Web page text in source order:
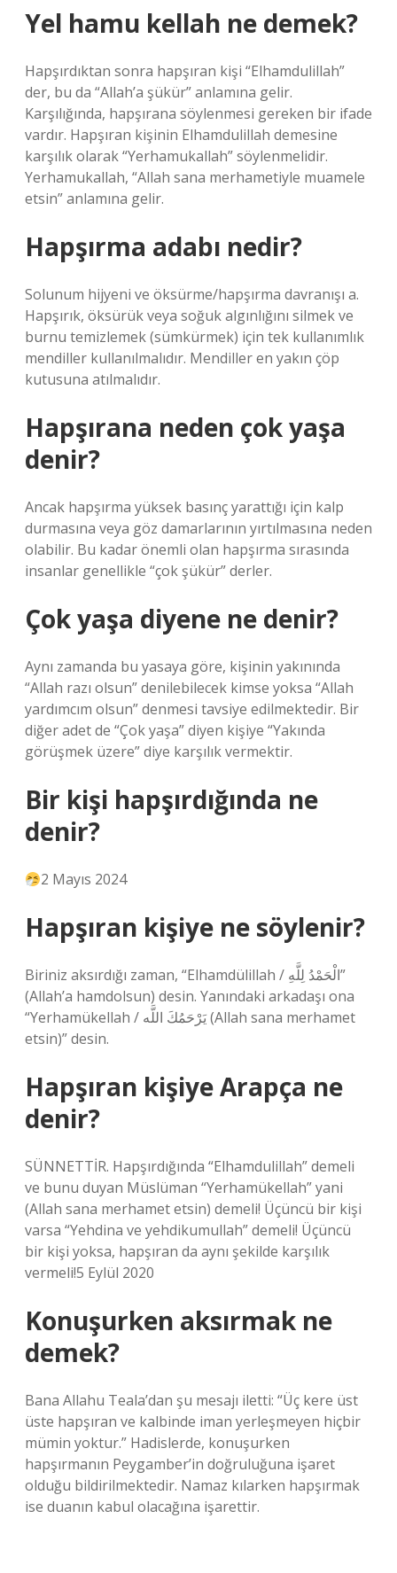
Yel hamu kellah ne demek?
Hapşırdıktan sonra hapşıran kişi “Elhamdulillah”
der, bu da “Allah’a şükür” anlamına gelir.
Karşılığında, hapşırana söylenmesi gereken bir ifade
vardır. Hapşıran kişinin Elhamdulillah demesine
karşılık olarak “Yerhamukallah” söylenmelidir.
Yerhamukallah, “Allah sana merhametiyle muamele
etsin” anlamına gelir.
Hapşırma adabı nedir?
Solunum hijyeni ve öksürme/hapşırma davranışı a.
Hapşırık, öksürük veya soğuk algınlığını silmek ve
burnu temizlemek (sümkürmek) için tek kullanımlık
mendiller kullanılmalıdır. Mendiller en yakın çöp
kutusuna atılmalıdır.
Hapşırana neden çok yaşa
denir?
Ancak hapşırma yüksek basınç yarattığı için kalp
durmasına veya göz damarlarının yırtılmasına neden
olabilir. Bu kadar önemli olan hapşırma sırasında
insanlar genellikle “çok şükür” derler.
Çok yaşa diyene ne denir?
Aynı zamanda bu yasaya göre, kişinin yakınında
“Allah razı olsun” denilebilecek kimse yoksa “Allah
yardımcım olsun” denmesi tavsiye edilmektedir. Bir
diğer adet de “Çok yaşa” diyen kişiye “Yakında
görüşmek üzere” diye karşılık vermektir.
Bir kişi hapşırdığında ne
denir?
2 Mayıs 2024
Hapşıran kişiye ne söylenir?
Biriniz aksırdığı zaman, “Elhamdülillah / الْحَمْدُ لِلَّهِ”
(Allah’a hamdolsun) desin. Yanındaki arkadaşı ona
“Yerhamükellah / يَرْحَمُكَ اللَّه (Allah sana merhamet
etsin)” desin.
Hapşıran kişiye Arapça ne
denir?
SÜNNETTİR. Hapşırdığında “Elhamdulillah” demeli
ve bunu duyan Müslüman “Yerhamükellah” yani
(Allah sana merhamet etsin) demeli! Üçüncü bir kişi
varsa “Yehdina ve yehdikumullah” demeli! Üçüncü
bir kişi yoksa, hapşıran da aynı şekilde karşılık
vermeli!5 Eylül 2020
Konuşurken aksırmak ne
demek?
Bana Allahu Teala’dan şu mesajı iletti: “Üç kere üst
üste hapşıran ve kalbinde iman yerleşmeyen hiçbir
mümin yoktur.” Hadislerde, konuşurken
hapşırmanın Peygamber’in doğruluğuna işaret
olduğu bildirilmektedir. Namaz kılarken hapşırmak
ise duanın kabul olacağına işarettir.